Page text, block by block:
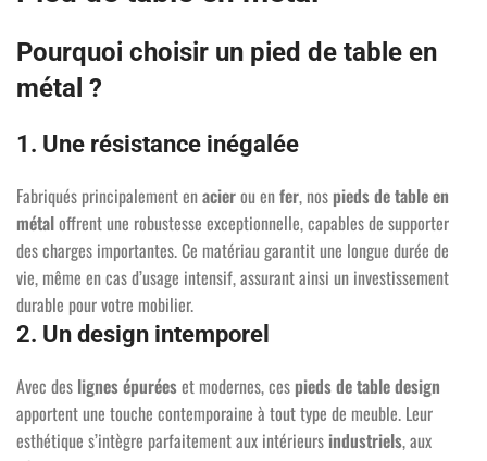
4 avis
Pourquoi choisir un pied de table en
métal ?
1. Une résistance inégalée
Fabriqués principalement enacierou enfer, nospieds de table en
métaloffrent une robustesse exceptionnelle, capables de supporter
des charges importantes. Ce matériau garantit une longue durée de
vie, même en cas d’usage intensif, assurant ainsi un investissement
durable pour votre mobilier.
2. Un design intemporel
Avec des lignes épuréeset modernes, cespieds de table design
apportent une touche contemporaine à tout type de meuble. Leur
esthétique s’intègre parfaitement aux intérieurs industriels, aux